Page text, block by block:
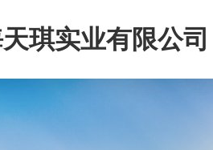
琪实业有限公司